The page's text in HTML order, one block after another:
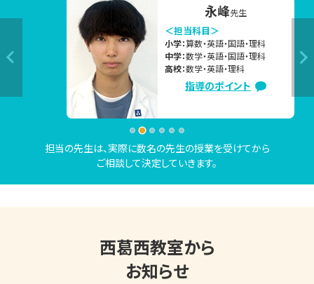
かり対策したい」
「夏休み中に苦手克服したいけど、なかなか思うように勉強
が進んでない」
「志望校合格に向けて、今の勉強の進め方で大丈夫か不安。
相談したい」など
上記のご相談内容は一例です。
現在の学習状況や志望校・目標をもとに、お子さまにピッタ
リ合った学習方法や学習内容のご提案をいたしますので、お
気軽にお問い合わせください。
習方法で、効率よくこの夏の成果を実感できる個別指導塾で
永峰先生
＜担当科目＞
小学：
算数・英語・国語・理科
数学・英語・国語・理科
数学・英語・理科
指導のポイント
担当の先生は、実際に数名の先生の授業を受けてから
ご相談して決定していきます。
西葛西教室から
お知らせ